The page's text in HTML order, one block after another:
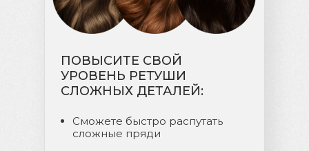
ПОВЫСИТЕ СВОЙ
УРОВЕНЬ РЕТУШИ
СЛОЖНЫХ ДЕТАЛЕЙ:
Сможете быстро распутать
сложные пряди